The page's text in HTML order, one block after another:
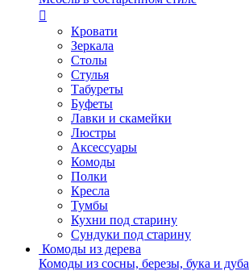

Кровати
Зеркала
Столы
Стулья
Табуреты
Буфеты
Лавки и скамейки
Люстры
Аксессуары
Комоды
Полки
Кресла
Тумбы
Кухни под старину
Сундуки под старину
Комоды из дерева
Комоды из сосны, березы, бука и дуба